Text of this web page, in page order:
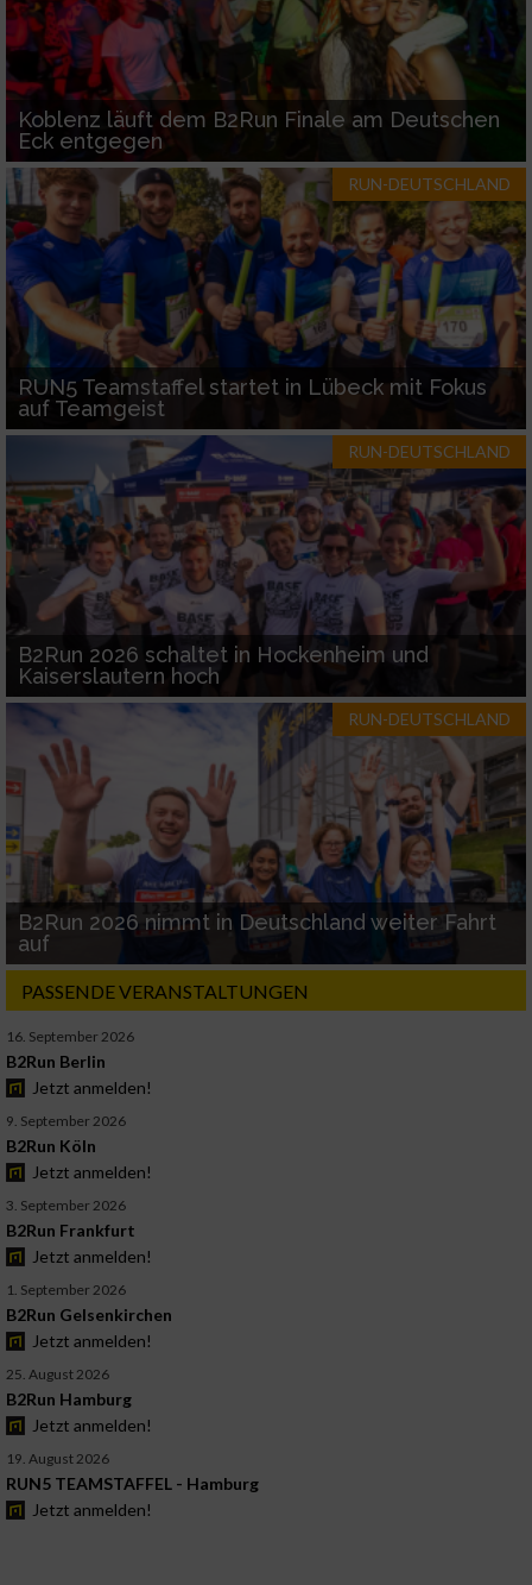
Koblenz läuft dem B2Run Finale am Deutschen
Eck entgegen
RUN-DEUTSCHLAND
RUN5 Teamstaffel startet in Lübeck mit Fokus
auf Teamgeist
RUN-DEUTSCHLAND
B2Run 2026 schaltet in Hockenheim und
Kaiserslautern hoch
RUN-DEUTSCHLAND
B2Run 2026 nimmt in Deutschland weiter Fahrt
auf
PASSENDE VERANSTALTUNGEN
16. September 2026
B2Run Berlin
Jetzt anmelden!
9. September 2026
B2Run Köln
Jetzt anmelden!
3. September 2026
B2Run Frankfurt
Jetzt anmelden!
1. September 2026
B2Run Gelsenkirchen
Jetzt anmelden!
25. August 2026
B2Run Hamburg
Jetzt anmelden!
19. August 2026
RUN5 TEAMSTAFFEL - Hamburg
Jetzt anmelden!